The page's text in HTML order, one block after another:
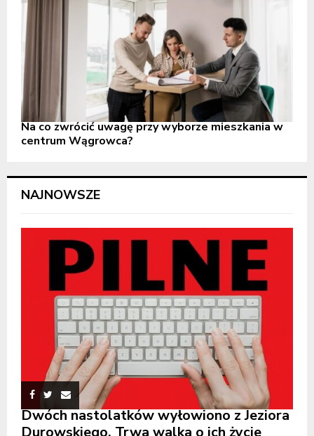
Na co zwrócić uwagę przy wyborze mieszkania w
centrum Wągrowca?
NAJNOWSZE
Dwóch nastolatków wyłowiono z Jeziora
Durowskiego. Trwa walka o ich życie